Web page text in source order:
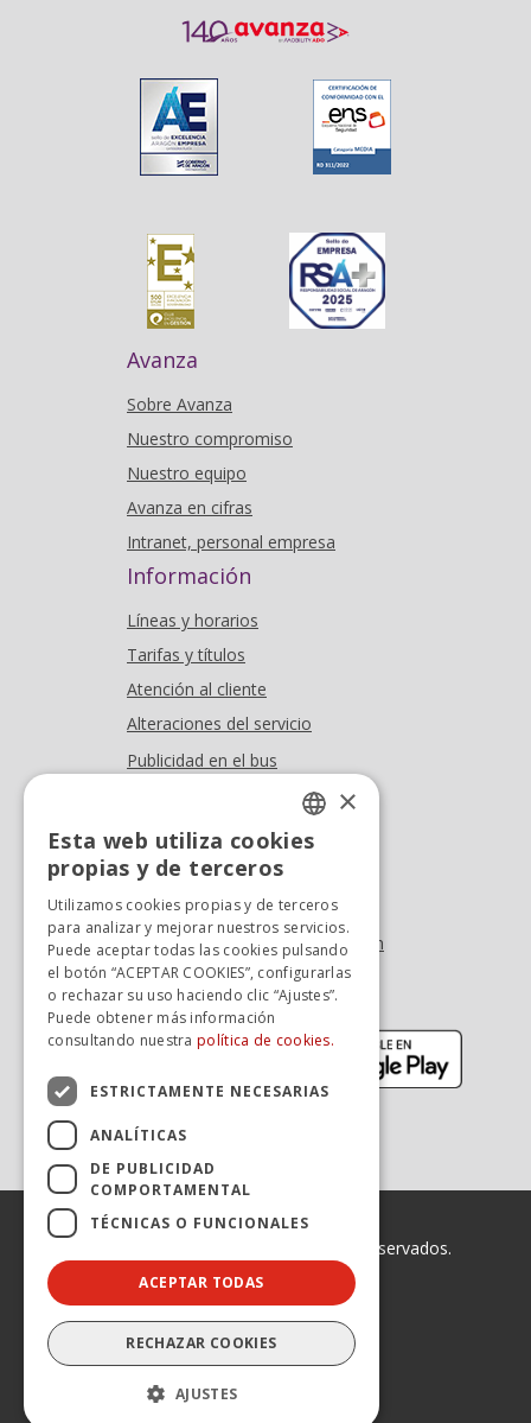
Avanza
Sobre Avanza
Nuestro compromiso
Nuestro equipo
Avanza en cifras
Intranet, personal empresa
Información
Líneas y horarios
Tarifas y títulos
Atención al cliente
Alteraciones del servicio
Publicidad en el bus
Oficina At. al cliente
Tel. +34 976 900 085
Tel. +34 900 923 181
info.zaragoza@avanzagrupo.com
Sugerencias y reclamaciones
Descarga la APP:
(se abre en nueva ventana)
(se
© 2026 Avanza. Todos los derechos reservados.
Enlaces legales
Declaración de Accesibilidad
Aviso legal
Política de privacidad
Política de cookies
Canal Ético
SPANISH
×
Esta web utiliza cookies
propias y de terceros
Utilizamos cookies propias y de terceros
para analizar y mejorar nuestros servicios.
Puede aceptar todas las cookies pulsando
el botón “ACEPTAR COOKIES”, configurarlas
o rechazar su uso haciendo clic “Ajustes”.
Puede obtener más información
consultando nuestra política de cookies.
ESTRICTAMENTE NECESARIAS
ANALÍTICAS
DE PUBLICIDAD
COMPORTAMENTAL
TÉCNICAS O FUNCIONALES
ACEPTAR TODAS
RECHAZAR COOKIES
AJUSTES